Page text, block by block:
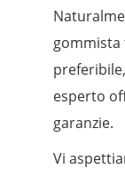
esperto
garanzie.
Vi